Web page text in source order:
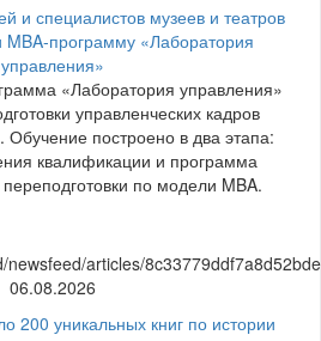
и специалистов музеев и театров
программу «Лаборатория
управления»
«Лаборатория управления»
управленческих кадров
Обучение построено в два этапа:
квалификации и программа
по модели MBA.
06.08.2026
200 уникальных книг по истории